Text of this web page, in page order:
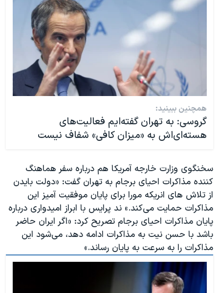
همچنین ببینید:
گروسی: به تهران گفته‌ایم فعالیت‌های
هسته‌ای‌اش به «میزان کافی» شفاف نیست
سخنگوی وزارت خارجه آمریکا هم درباره سفر هماهنگ
کننده مذاکرات احیای برجام به تهران گفت: «دولت بایدن
از تلاش های انریکه مورا برای پایان موفقیت آمیز این
مذاکرات حمایت می‌کند.» ند پرایس با ابراز امیدواری درباره
پایان مذاکرات احیای برجام تصریح کرد: «اگر ایران حاضر
باشد با حسن نیت به مذاکرات ادامه دهد، می‌شود این
مذاکرات را به سرعت به پایان رساند.»